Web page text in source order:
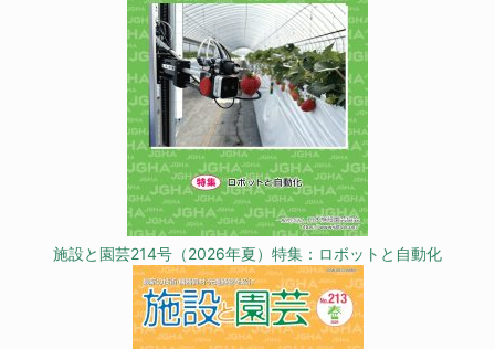
施設と園芸214号（2026年夏）特集：ロボットと自動化